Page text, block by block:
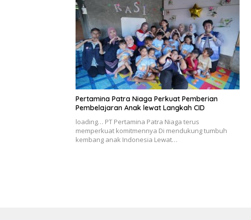
Pertamina Patra Niaga Perkuat Pemberian
Pembelajaran Anak lewat Langkah CID
loading… PT Pertamina Patra Niaga terus
memperkuat komitmennya Di mendukung tumbuh
kembang anak Indonesia Lewat…